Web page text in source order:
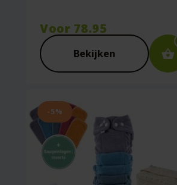
Voor 78.95
Bekijken
-5%